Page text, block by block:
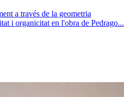
a través de la geometria
i organicitat en l'obra de Pedrago...